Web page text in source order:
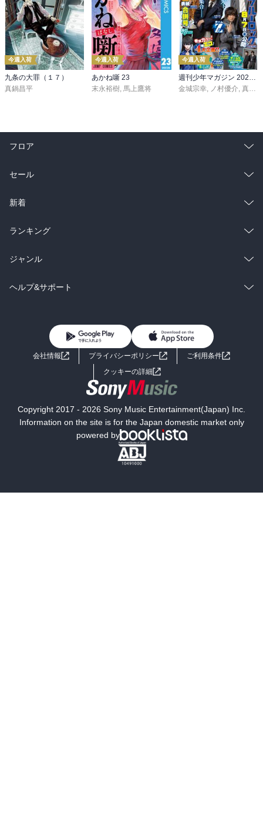
今週入荷
九条の大罪（１７）
真鍋昌平
今週入荷
あかね噺 23
末永裕樹 馬上鷹将
今週入荷
金城宗幸
ノ村優介 真島ヒロ
フロア
総合
ラノベ
雑誌・グラビア
BL・TL
セール
総合
ラノベ
雑誌・グラビア
BL・TL
新着
総合
ラノベ
雑誌・グラビア
ランキング
総合
ラノベ
ジャンル
コミック
ライトノベル 男子向けラノベ
小説
海外小説
ミステリー SF
文学
ヘルプ&サポート
よくあるご質問 お問い合わせ
会社情報 プライバシーポリシー
ご利用条件
クッキーの詳細
Copyright 2017 - 2026 Sony Music Entertainment(Japan) Inc.
Information on the site is for the Japan domestic market only
powered by